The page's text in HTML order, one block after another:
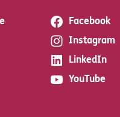
Facebook
Instagram
LinkedIn
YouTube